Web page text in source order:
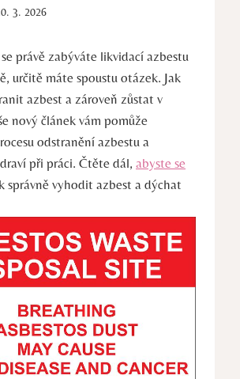
3. 2026
právě zabýváte likvidací azbestu
určitě máte spoustu otázek.‍ Jak
⁣azbest a zároveň‍ zůstat v
nový článek vám pomůže
odstranění azbestu a
při práci. Čtěte dál, abyste se
⁣správně vyhodit azbest a dýchat